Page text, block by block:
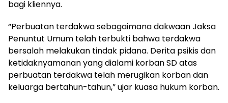
bagi kliennya.
“Perbuatan terdakwa sebagaimana dakwaan Jaksa
Penuntut Umum telah terbukti bahwa terdakwa
bersalah melakukan tindak pidana. Derita psikis dan
ketidaknyamanan yang dialami korban SD atas
perbuatan terdakwa telah merugikan korban dan
keluarga bertahun-tahun,” ujar kuasa hukum korban.